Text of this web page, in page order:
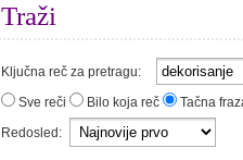
Traži
Ključna reč za pretragu:
Sve reči
Bilo koja reč
Tačna
Redosled: